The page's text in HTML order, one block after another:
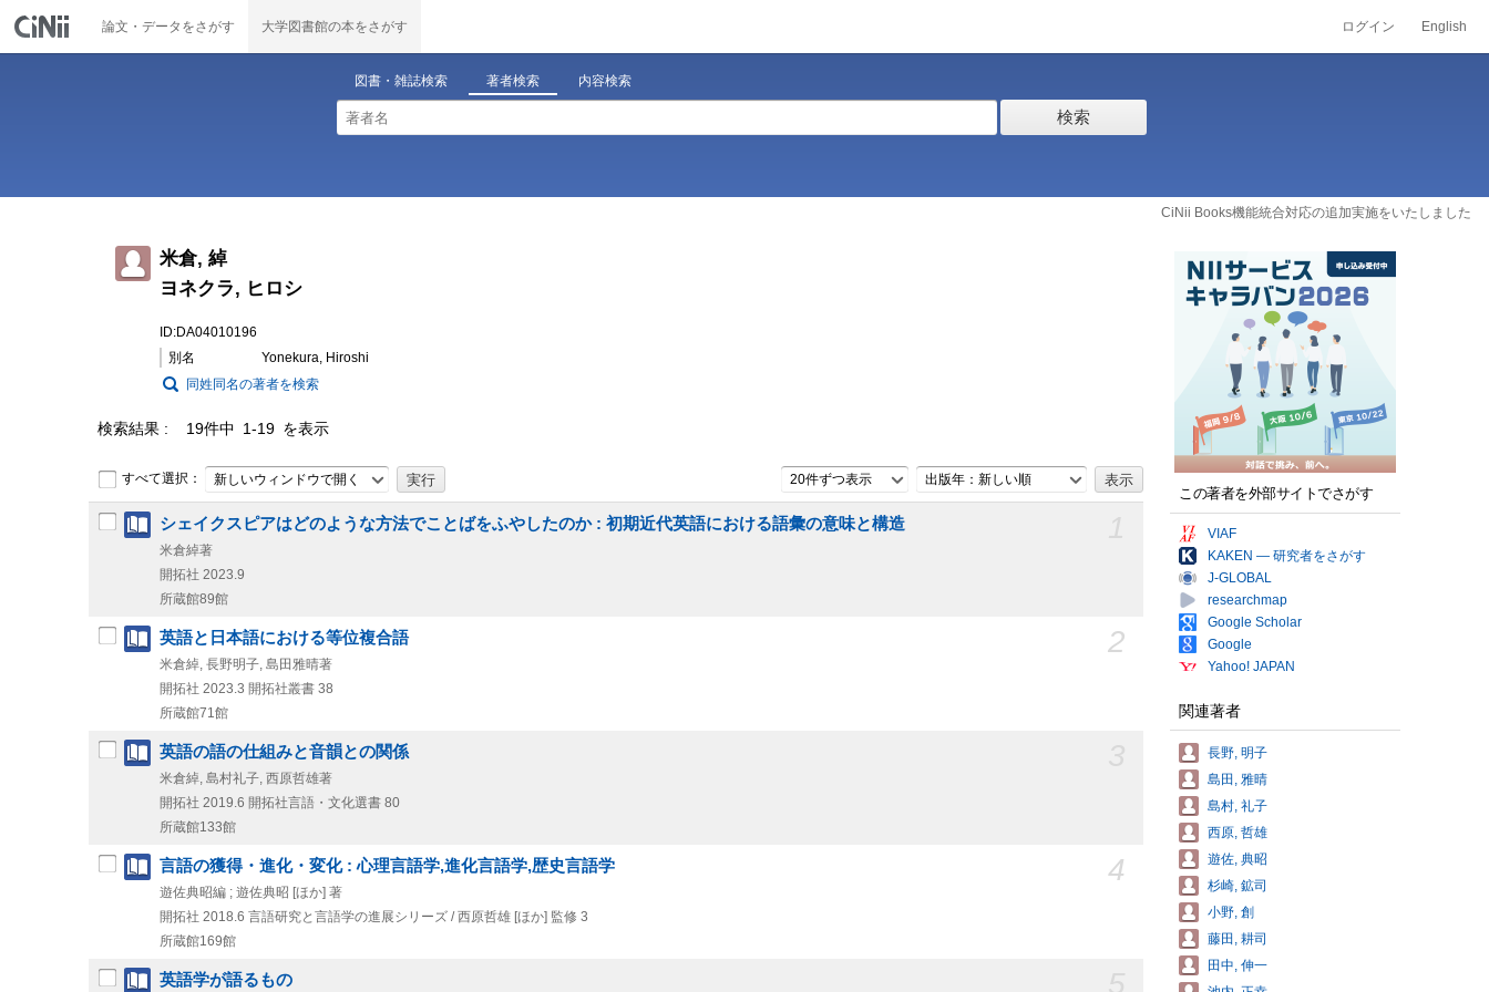
論文・データをさがす 大学図書館の本をさがす ログイン English
図書・雑誌検索 著者検索 内容検索
検索
CiNii Books機能統合対応の追加実施をいたしました
米倉, 綽
ヨネクラ, ヒロシ
ID:DA04010196
別名
Yonekura, Hiroshi
同姓同名の著者を検索
検索結果 19件中 1-19 を表示
すべて選択： 新しいウィンドウで開く 20件ずつ表示 出版年：新しい順
シェイクスピアはどのような方法でことばをふやしたのか : 初期近代英語における語彙の意味と構造
米倉綽著
開拓社 2023.9
所蔵館89館
2
英語と日本語における等位複合語
米倉綽, 長野明子, 島田雅晴著
開拓社 2023.3 開拓社叢書 38
所蔵館71館
英語の語の仕組みと音韻との関係
米倉綽, 島村礼子, 西原哲雄著
開拓社 2019.6 開拓社言語・文化選書 80
所蔵館133館
4
言語の獲得・進化・変化 : 心理言語学,進化言語学,歴史言語学
遊佐典昭編 ; 遊佐典昭 [ほか] 著
開拓社 2018.6 言語研究と言語学の進展シリーズ / 西原哲雄 [ほか] 監修 3
所蔵館169館
英語学が語るもの
この著者を外部サイトでさがす
VIAF
KAKEN — 研究者をさがす
J-GLOBAL
researchmap
Google Scholar
Google
Yahoo! JAPAN
関連著者
長野, 明子
島田, 雅晴
島村, 礼子
西原, 哲雄
遊佐, 典昭
杉崎, 鉱司
小野, 創
藤田, 耕司
田中, 伸一